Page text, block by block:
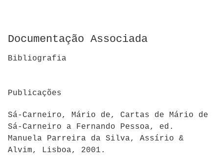
Documentação Associada
Bibliografia
Publicações
Sá-Carneiro, Mário de, Cartas de Mário de
Sá-Carneiro a Fernando Pessoa, ed.
Manuela Parreira da Silva, Assírio &
Alvim, Lisboa, 2001.